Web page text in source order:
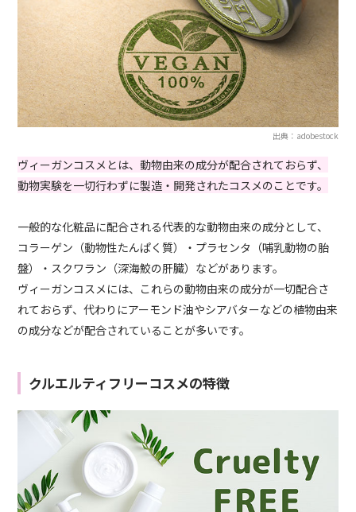
出典：adobestock
ヴィーガンコスメとは、動物由来の成分が配合されておらず、
動物実験を一切行わずに製造・開発されたコスメのことです。
一般的な化粧品に配合される代表的な動物由来の成分として、
コラーゲン（動物性たんぱく質）・プラセンタ（哺乳動物の胎
盤）・スクワラン（深海鮫の肝臓）などがあります。
ヴィーガンコスメには、これらの動物由来の成分が一切配合さ
れておらず、代わりにアーモンド油やシアバターなどの植物由来
の成分などが配合されていることが多いです。
クルエルティフリーコスメの特徴